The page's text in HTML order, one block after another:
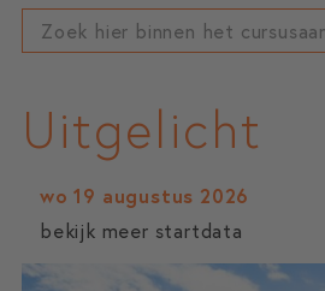
Uitgelicht
wo 19 augustus 2026
bekijk meer startdata